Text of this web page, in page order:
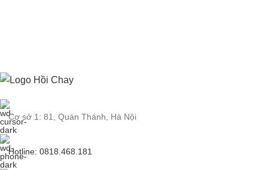
Cơ sở 1: 81, Quán Thánh, Hà Nội
Hotline: 0818.468.181